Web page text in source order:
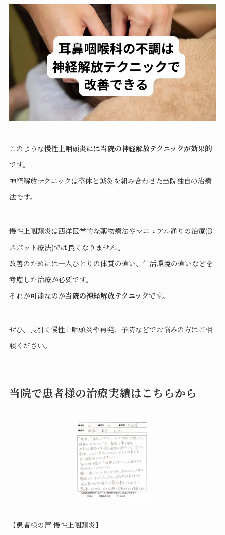
このような慢性上咽頭炎には当院の神経解放テクニックが効果的
です。
神経解放テクニックは整体と鍼灸を組み合わせた当院独自の治療
法です。
慢性上咽頭炎は西洋医学的な薬物療法やマニュアル通りの治療(B
スポット療法)では良くなりません。
改善のためには一人ひとりの体質の違い、生活環境の違いなどを
考慮した治療が必要です。
それが可能なのが当院の神経解放テクニックです。
ぜひ、長引く慢性上咽頭炎や再発、予防などでお悩みの方はご相
談ください。
当院で患者様の治療実績はこちらから
【患者様の声 慢性上咽頭炎】